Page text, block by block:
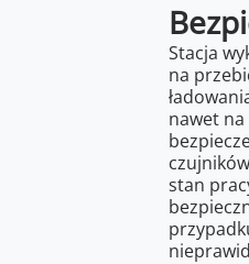
Stacja
na
nawet
stan